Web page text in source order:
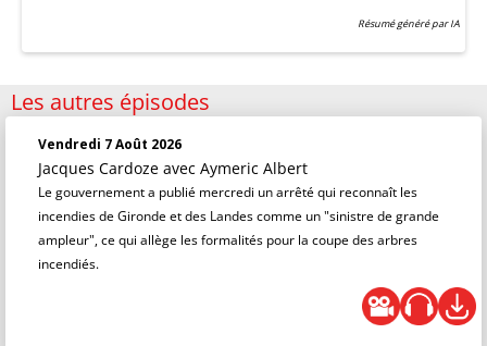
Résumé généré par IA
Les autres épisodes
Vendredi 7 Août 2026
Jacques Cardoze avec Aymeric Albert
Le gouvernement a publié mercredi un arrêté qui reconnaît les
incendies de Gironde et des Landes comme un "sinistre de grande
ampleur", ce qui allège les formalités pour la coupe des arbres
incendiés.